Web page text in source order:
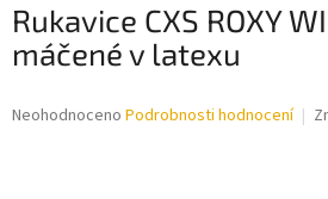
Rukavice CXS ROXY
máčené v latexu
Průměrné
Neohodnoceno Podrobnosti hodnocení